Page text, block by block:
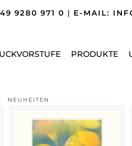
9280 971 0 | E-MAIL:
PRODUKTE
NEUHEITEN